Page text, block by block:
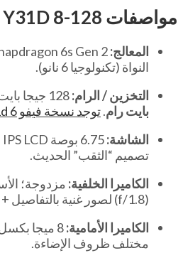
مواصفات Vivo Y31D 8-128 الفنية
المعالج:
النواة (تكنولوجيا 6 نانو).
التخزين / الرام:
بايت رام.توجد نسخة فيفو y31d 6 جيجا رام
الشاشة:
تصميم “الثقب” الحديث.
الكاميرا الخلفية: مزدوجة؛
(f/1.8) لصور غنية بالتفاصيل + عدسة عزل 2 م.ب.
الكاميرا الأمامية:
8 ميجا
مختلف ظروف الإضاءة.